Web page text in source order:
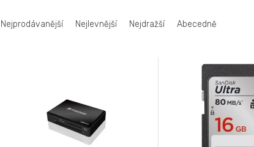
Nejprodávanější Nejlevnější Nejdražší Abecedně